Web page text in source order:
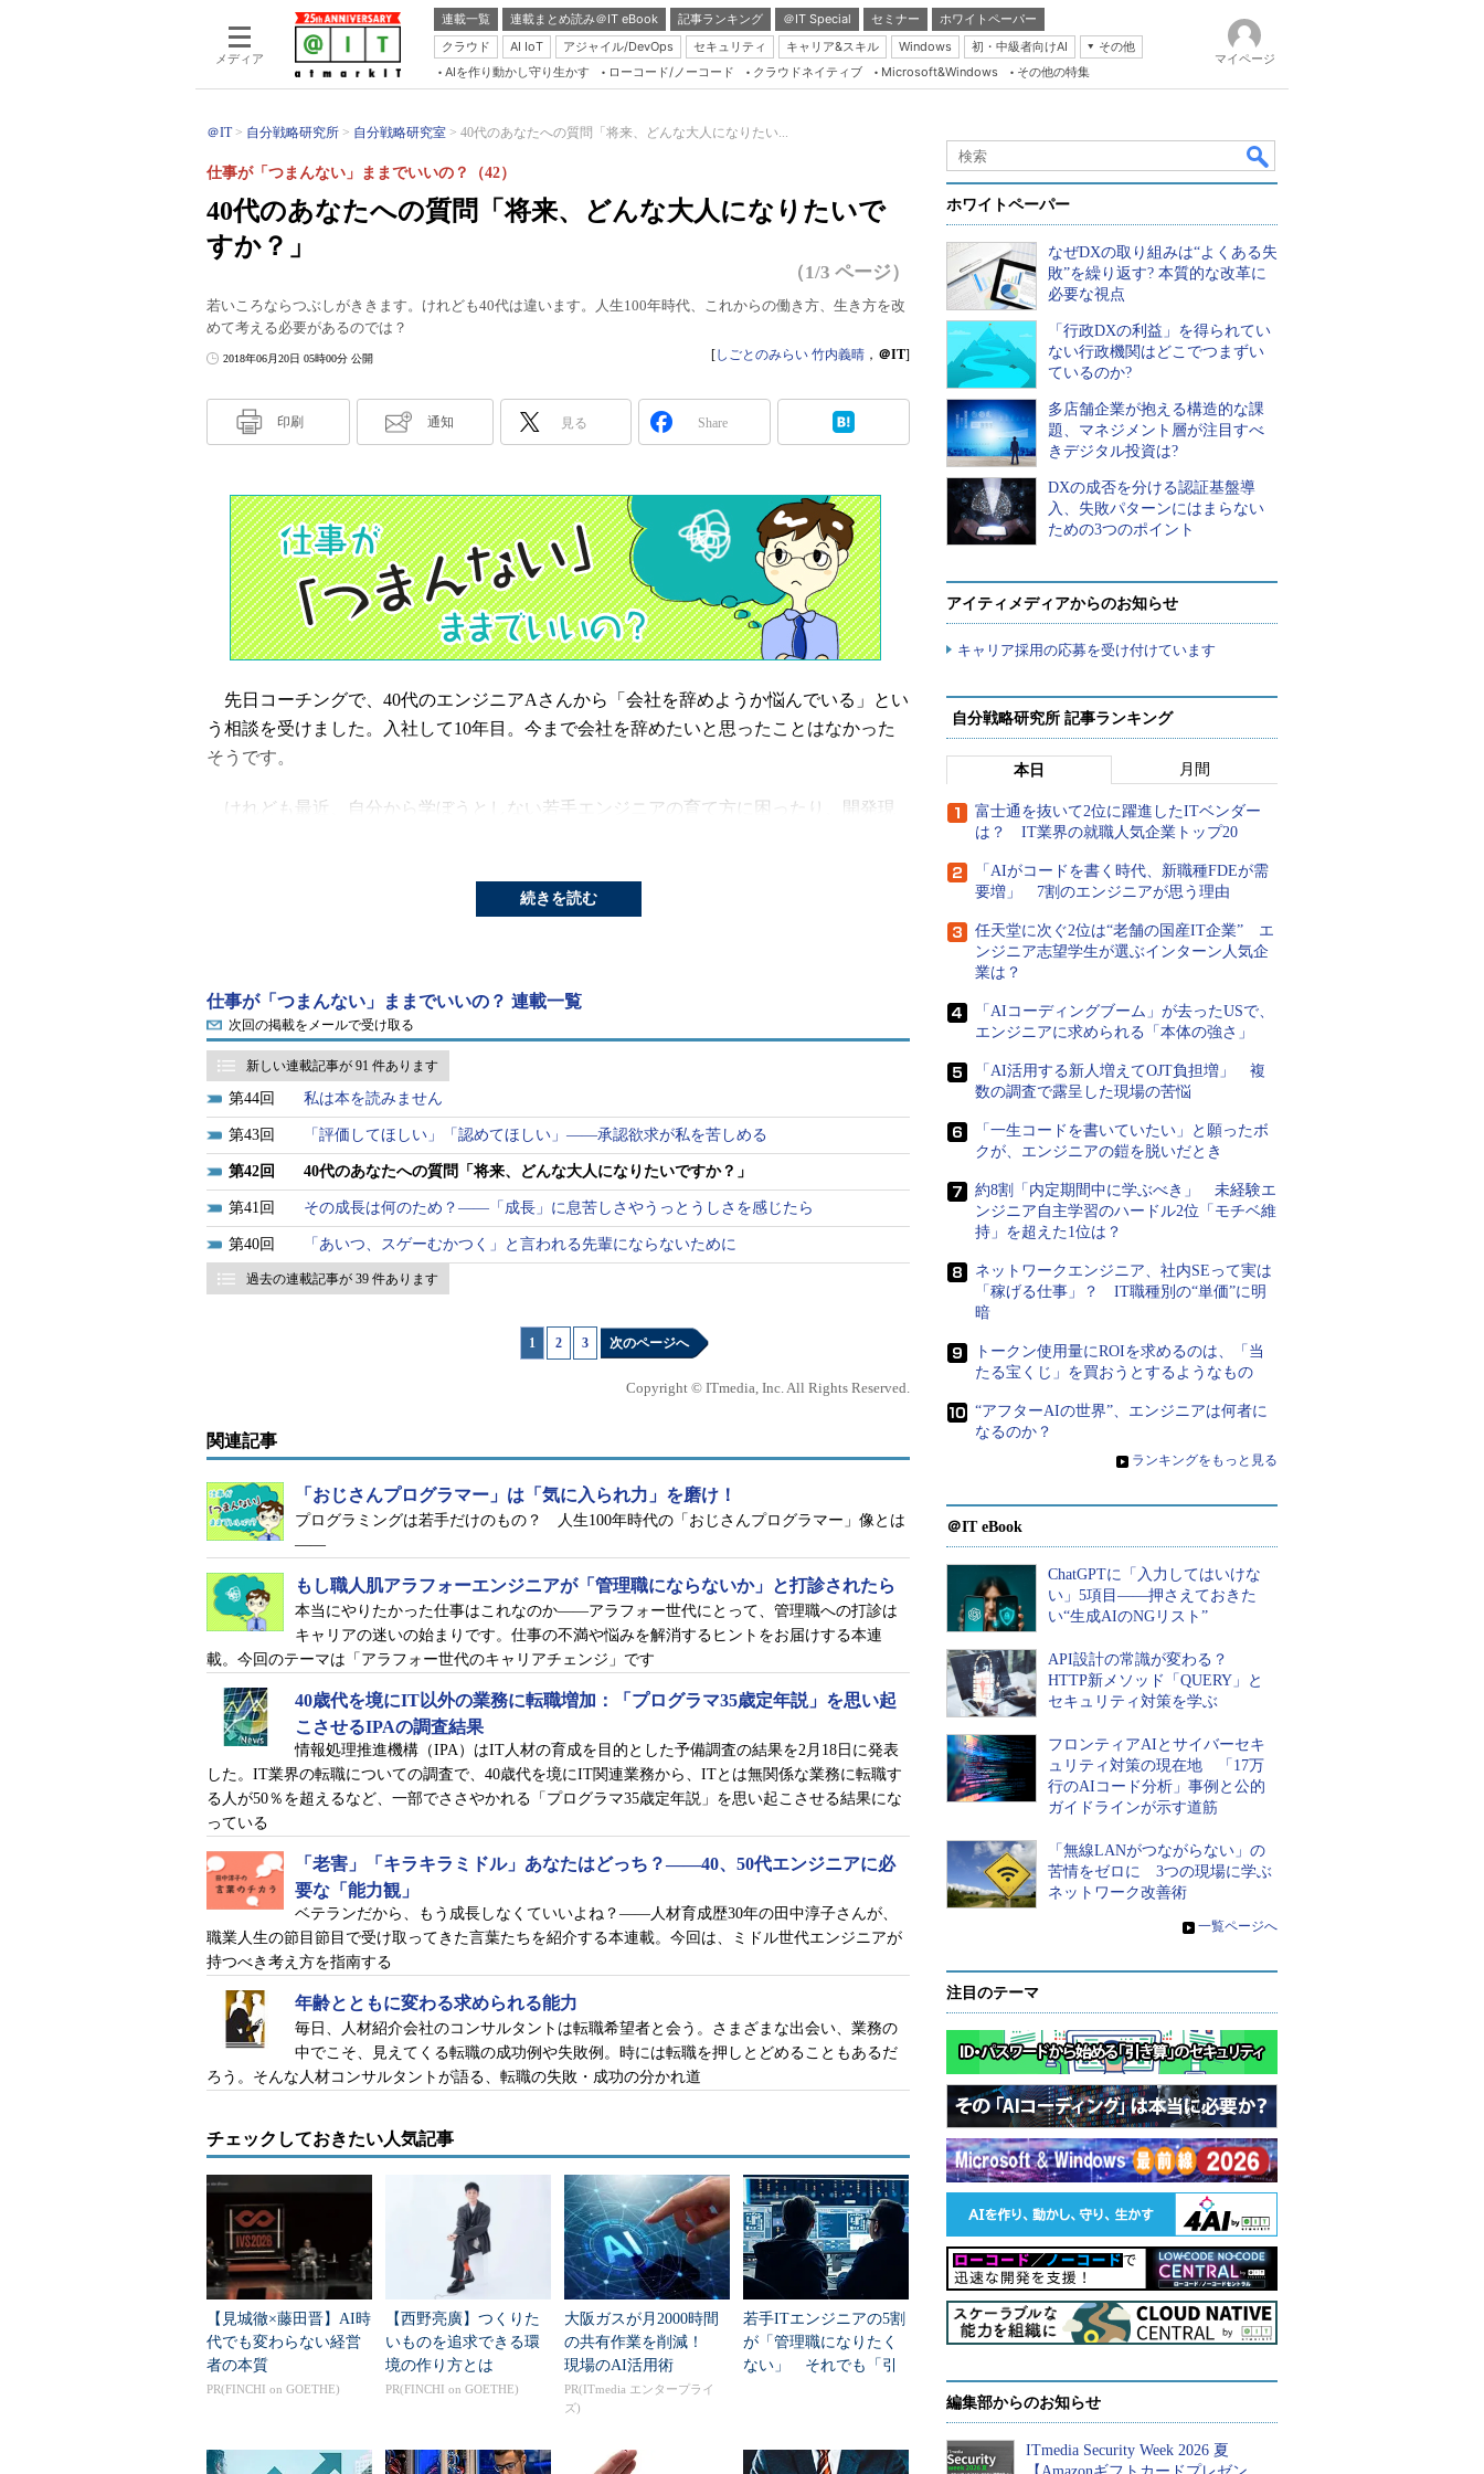
メディア
連載一覧 連載まとめ読み＠IT eBook 記事ランキング ＠IT Special セミナー
ホワイトペーパー
クラウド
AI IoT アジャイル/DevOps セキュリティ キャリア&スキル Windows 初・中級者向けAI
その他
Server & Storage
Java Agile
Database Expert
Linux ＆ OSS
Master of IP Network
Security & Trust
Test & Tools
Insider.NET
AIを作り動かし守り生かす ローコード/ノーコード クラウドネイティブ Microsoft&Windows その他の特集
マイページ
＠IT 自分戦略研究所 自分戦略研究室 40代のあなたへの質問「将来、どんな大人になりたい...
40代のあなたへの質問「将来、どんな大人になりたいで
すか？」
仕事が「つまんない」ままでいいの？（42）
（1/3 ページ）
若いころならつぶしがききます。けれども40代は違います。人生100年時代、これからの働き方、生き方を改
めて考える必要があるのでは？
2018年06月20日 05時00分 公開 [しごとのみらい 竹内義晴 ， ＠IT]
印刷 通知 見る Share
先日コーチングで、40代のエンジニアAさんから「会社を辞めようか悩んでいる」とい
う相談を受けました。入社して10年目。今まで会社を辞めたいと思ったことはなかった
そうです。
けれども最近、自分から学ぼうとしない若手エンジニアの育て方に困ったり、開発現
また、会社の雰囲気も目先の売り上げ優先でギスギスしていて、2～3年で辞めてしま
を辞めたい一つの要因だそうです。
しかし、いざ、「会社を辞めよう」と考えると勇気が出ない。「40代からの転職は厳
しいのかな？」「今まで、どんな実績を残してきただろう？」「やはり、会社を辞める
のは現実的ではないのかな」など、いろんな思いが頭を巡ります。
実は、私も40代です。40代と言えばそれなりの実績も求められますし、リーダーとし
てチームをまとめる力も期待されます。だからといって、今の会社に不満を抱いたま
ま、ただ「我慢して働く」のもつらいもの。
若いころと違ってつぶしが利かなくなる40代、いろいろ悩みます。
まだ40代？ もう40代？
40代のあなたへの問い
続きを読む
仕事が「つまんない」ままでいいの？ 連載一覧
次回の掲載をメールで受け取る
新しい連載記事が 91 件あります
44 私は本を読みません
43 「評価してほしい」「認めてほしい」――承認欲求が私を苦しめる
42 40代のあなたへの質問「将来、どんな大人になりたいですか？」
41 その成長は何のため？――「成長」に息苦しさやうっとうしさを感じたら
40 「あいつ、スゲーむかつく」と言われる先輩にならないために
過去の連載記事が 39 件あります
1 2 3 次のページへ
Copyright © ITmedia, Inc. All Rights Reserved.
関連記事
「おじさんプログラマー」は「気に入られ力」を磨け！
プログラミングは若手だけのもの？ 人生100年時代の「おじさんプログラマー」像とは
――
もし職人肌アラフォーエンジニアが「管理職にならないか」と打診されたら
本当にやりたかった仕事はこれなのか――アラフォー世代にとって、管理職への打診は
キャリアの迷いの始まりです。仕事の不満や悩みを解消するヒントをお届けする本連
載。今回のテーマは「アラフォー世代のキャリアチェンジ」です
40歳代を境にIT以外の業務に転職増加：「プログラマ35歳定年説」を思い起
こさせるIPAの調査結果
情報処理推進機構（IPA）はIT人材の育成を目的とした予備調査の結果を2月18日に発表
した。IT業界の転職についての調査で、40歳代を境にIT関連業務から、ITとは無関係な業務に転職す
る人が50％を超えるなど、一部でささやかれる「プログラマ35歳定年説」を思い起こさせる結果にな
っている
「老害」「キラキラミドル」あなたはどっち？――40、50代エンジニアに必
要な「能力観」
ベテランだから、もう成長しなくていいよね？――人材育成歴30年の田中淳子さんが、
職業人生の節目節目で受け取ってきた言葉たちを紹介する本連載。今回は、ミドル世代エンジニアが
持つべき考え方を指南する
年齢とともに変わる求められる能力
毎日、人材紹介会社のコンサルタントは転職希望者と会う。さまざまな出会い、業務の
中でこそ、見えてくる転職の成功例や失敗例。時には転職を押しとどめることもあるだ
ろう。そんな人材コンサルタントが語る、転職の失敗・成功の分かれ道
チェックしておきたい人気記事
【見城徹×藤田晋】AI時
代でも変わらない経営
者の本質
PR(FINCHI on GOETHE)
【西野亮廣】つくりた
いものを追求できる環
境の作り方とは
PR(FINCHI on GOETHE)
大阪ガスが月2000時間
の共有作業を削減！
現場のAI活用術
PR(ITmedia エンタープライ
ズ)
若手ITエンジニアの5割
が「管理職になりたく
ない」 それでも「引
ホワイトペーパー
なぜDXの取り組みは“よくある失
敗”を繰り返す? 本質的な改革に
必要な視点
「行政DXの利益」を得られてい
ない行政機関はどこでつまずい
ているのか?
多店舗企業が抱える構造的な課
題、マネジメント層が注目すべ
きデジタル投資は?
DXの成否を分ける認証基盤導
入、失敗パターンにはまらない
ための3つのポイント
アイティメディアからのお知らせ
キャリア採用の応募を受け付けています
自分戦略研究所 記事ランキング
本日 月間
富士通を抜いて2位に躍進したITベンダー
は？ IT業界の就職人気企業トップ20
「AIがコードを書く時代、新職種FDEが需
要増」 7割のエンジニアが思う理由
任天堂に次ぐ2位は“老舗の国産IT企業” エ
ンジニア志望学生が選ぶインターン人気企
業は？
「AIコーディングブーム」が去ったUSで、
エンジニアに求められる「本体の強さ」
「AI活用する新人増えてOJT負担増」 複
数の調査で露呈した現場の苦悩
「一生コードを書いていたい」と願ったボ
クが、エンジニアの鎧を脱いだとき
約8割「内定期間中に学ぶべき」 未経験エ
ンジニア自主学習のハードル2位「モチベ維
持」を超えた1位は？
ネットワークエンジニア、社内SEって実は
「稼げる仕事」？ IT職種別の“単価”に明
暗
トークン使用量にROIを求めるのは、「当
たる宝くじ」を買おうとするようなもの
“アフターAIの世界”、エンジニアは何者に
なるのか？
» ランキングをもっと見る
＠IT eBook
ChatGPTに「入力してはいけな
い」5項目――押さえておきた
い“生成AIのNGリスト”
API設計の常識が変わる？
HTTP新メソッド「QUERY」と
セキュリティ対策を学ぶ
フロンティアAIとサイバーセキ
ュリティ対策の現在地 「17万
行のAIコード分析」事例と公的
ガイドラインが示す道筋
「無線LANがつながらない」の
苦情をゼロに 3つの現場に学ぶ
ネットワーク改善術
» 一覧ページへ
注目のテーマ
編集部からのお知らせ
ITmedia Security Week 2026 夏